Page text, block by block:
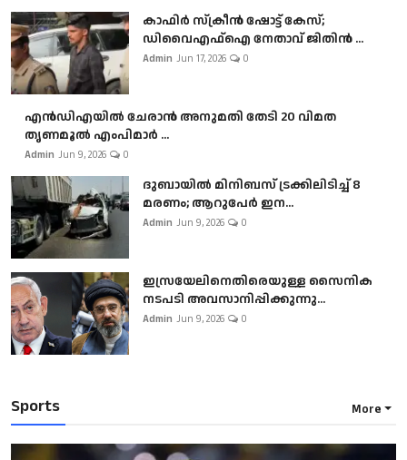
കാഫിർ സ്‌ക്രീൻ ഷോട്ട് കേസ്;
ഡിവൈഎഫ്ഐ നേതാവ് ജിതിൻ ...
Admin Jun 17, 2026 0
എൻഡിഎയിൽ ചേരാൻ അനുമതി തേടി 20 വിമത
തൃണമൂൽ എംപിമാർ ...
Admin Jun 9, 2026 0
ദുബായിൽ മിനിബസ്​ ട്രക്കിലിടിച്ച് 8
മരണം; ആറുപേർ ഇന...
Admin Jun 9, 2026 0
ഇസ്രയേലിനെതിരെയുള്ള സൈനിക
നടപടി അവസാനിപ്പിക്കുന്നു...
Admin Jun 9, 2026 0
Sports More